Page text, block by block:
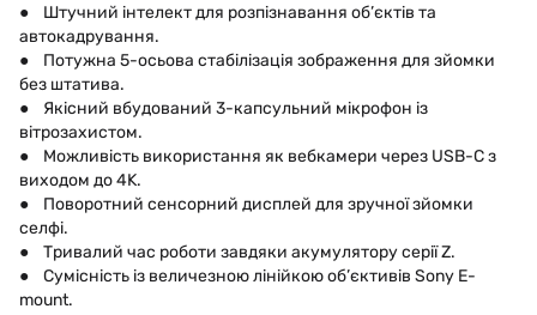
● Штучний інтелект для розпізнавання об’єктів та
автокадрування.
● Потужна 5-осьова стабілізація зображення для зйомки
без штатива.
● Якісний вбудований 3-капсульний мікрофон із
вітрозахистом.
● Можливість використання як вебкамери через USB-C з
виходом до 4K.
● Поворотний сенсорний дисплей для зручної зйомки
селфі.
● Тривалий час роботи завдяки акумулятору серії Z.
● Сумісність із величезною лінійкою об’єктивів Sony E-
mount.